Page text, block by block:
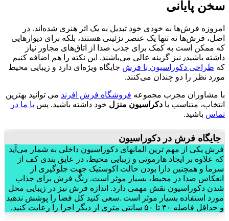
سخن پایانی
امروزه فرش‌ها به خودی خود تبدیل به یک اثر هنری شده‌اند. در
اصل، فرش‌ها نه تنها یک عنصر تزئینی هستند، بلکه برای دیوارهایی
که ممکن است به کمک برای جذب صدا از اتاق‌های مجاور نیاز
داشته باشید٫ نیز گزینه عالی می‌باشند. این نکته را هم اضافه کنیم
که طراحی دکوراسیون با فرش جایگاه ویژه‌ای دارد و زیبایی محیط
مورد نظر را دو چندان می‌کنند.
با مشاوران مجرب مجموعه فروشگاه فرش افرند می توانید بهترین
انتخاب، متناسب با دکراسیون منزل خود داشته باشید. پس با ما در
تماس باشید.
جایگاه فرش در دکوراسیون
فرش یکی از مهم ترین المانهای دکوراسیون داخلی به شمار می‌آید
که علاوه بر ایجاد هارمونی و زیبایی محیط، در عایق بندی کف از
سرما و همچنین دارا بودن حالت اکوستیک جهت جلوگیری از
انعکاس صدا در محیط، بسیار موثر است. رنگ فرش برای جذاب
شدن دکوراسیون نقش مهمی دارد. اندازه فرش نیز در زیبایی محل
مورد استفاده بسیار موثر است .سعی کنید کل فضا را پوشش ندهید
و حداقل فاصله ۳۰ تا ۵۰ سانتی متری از دیگر اجزا را رعایت کنید.